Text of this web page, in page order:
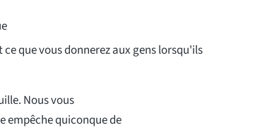
que vous donnerez aux gens lorsqu'ils
Nous vous
empêche quiconque de